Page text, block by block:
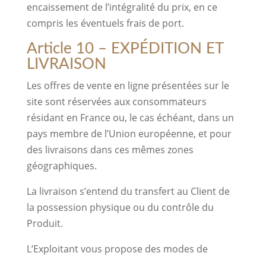
encaissement de l’intégralité du prix, en ce
compris les éventuels frais de port.
Article 10 – EXPÉDITION ET
LIVRAISON
Les offres de vente en ligne présentées sur le
site sont réservées aux consommateurs
résidant en France ou, le cas échéant, dans un
pays membre de l’Union européenne, et pour
des livraisons dans ces mêmes zones
géographiques.
La livraison s’entend du transfert au Client de
la possession physique ou du contrôle du
Produit.
L’Exploitant vous propose des modes de